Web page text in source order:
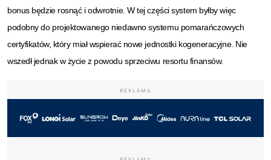
bonus będzie rosnąć i odwrotnie. W tej części system byłby więc
podobny do projektowanego niedawno systemu pomarańczowych
certyfikatów, który miał wspierać nowe jednostki kogeneracyjne. Nie
wszedł jednak w życie z powodu sprzeciwu resortu finansów.
REKLAMA